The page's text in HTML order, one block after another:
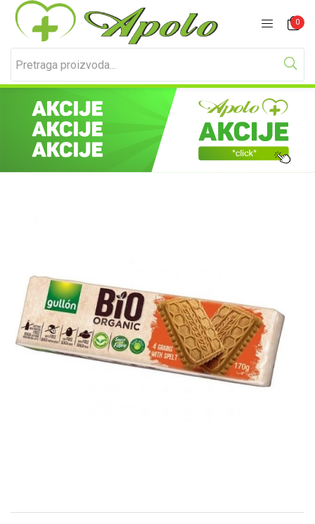
0
Prijavite se Registracija
Unesite svoje korisničko ime i lozinku za prijavu.